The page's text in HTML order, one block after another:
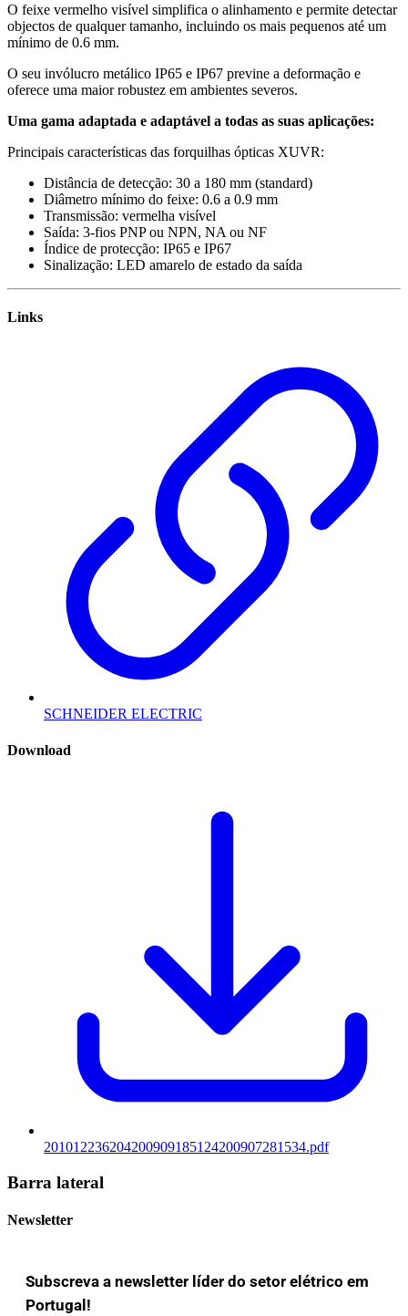
O feixe vermelho visível simplifica o alinhamento e permite detectar
objectos de qualquer tamanho, incluindo os mais pequenos até um
mínimo de 0.6 mm.
O seu invólucro metálico IP65 e IP67 previne a deformação e
oferece uma maior robustez em ambientes severos.
Uma gama adaptada e adaptável a todas as suas aplicações:
Principais características das forquilhas ópticas XUVR:
Distância de detecção: 30 a 180 mm (standard)
Diâmetro mínimo do feixe: 0.6 a 0.9 mm
Transmissão: vermelha visível
Saída: 3-fios PNP ou NPN, NA ou NF
Índice de protecção: IP65 e IP67
Sinalização: LED amarelo de estado da saída
Links
SCHNEIDER ELECTRIC
Download
201012236204200909185124200907281534.pdf
Barra lateral
Newsletter
Subscreva a newsletter líder do setor elétrico em
Portugal!